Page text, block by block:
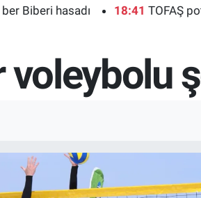
hasadı 18:41 TOFAŞ potada
voleybolu